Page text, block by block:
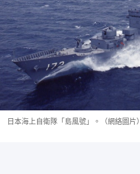
日本海上自衛隊「島風號」。（網絡圖片）